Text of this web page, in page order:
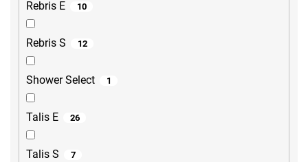
Rebris E 10
Rebris S 12
Shower Select 1
Talis E 26
Talis S 7